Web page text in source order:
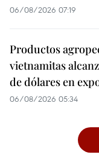
06/08/2026 07:19
Productos
vietnamitas
de dólares en
06/08/2026 05:34